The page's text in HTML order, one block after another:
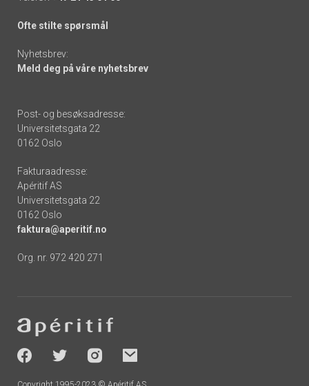
Ofte stilte spørsmål
Nyhetsbrev:
Meld deg på våre nyhetsbrev
Post- og besøksadresse:
Universitetsgata 22
0162 Oslo
Fakturaadresse:
Apéritif AS
Universitetsgata 22
0162 Oslo
faktura@aperitif.no
Org. nr. 972 420 271
-
socials